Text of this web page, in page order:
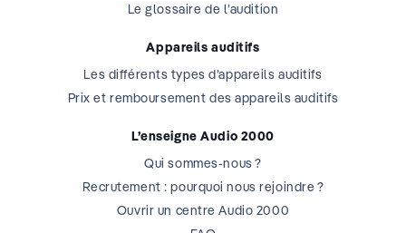
Le glossaire de l’audition
Appareils auditifs
Les différents types d’appareils auditifs
Prix et remboursement des appareils auditifs
L’enseigne Audio 2000
Qui sommes-nous ?
Recrutement : pourquoi nous rejoindre ?
Ouvrir un centre Audio 2000